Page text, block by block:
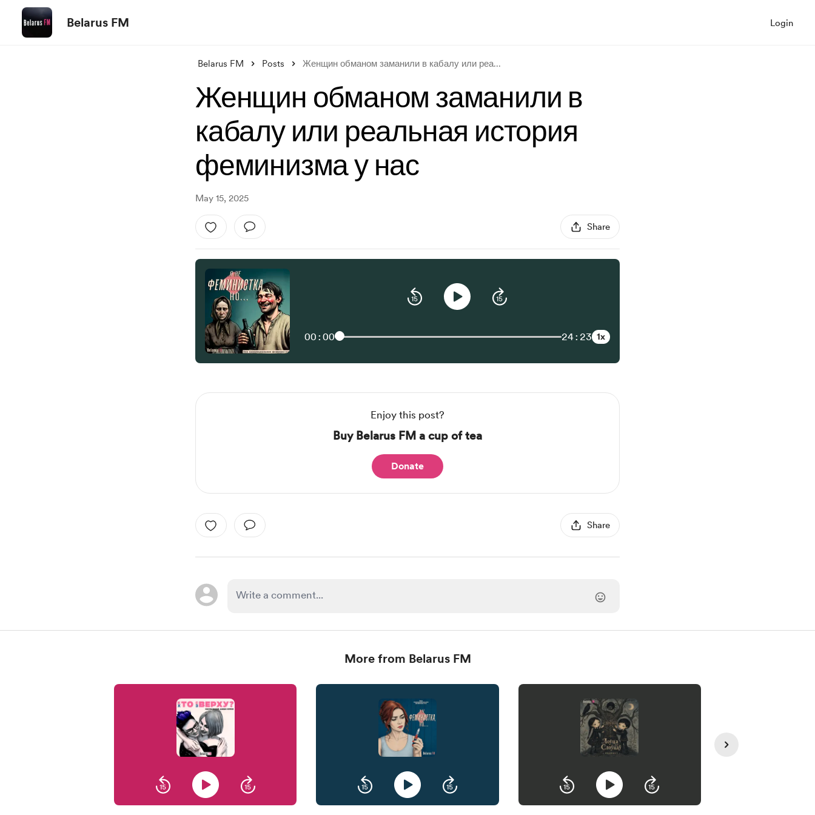
Belarus FM Login
Belarus FM Posts Женщин обманом заманили в кабалу или реа...
Женщин обманом заманили в
кабалу или реальная история
феминизма у нас
May 15, 2025
Share
00:00 24:23 1x
Enjoy this post?
Buy Belarus FM a cup of tea
Donate
Share
More from Belarus FM